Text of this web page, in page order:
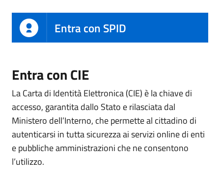
Entra con SPID
Entra con CIE
La Carta di Identità Elettronica (CIE) è la chiave di
accesso, garantita dallo Stato e rilasciata dal
Ministero dell’Interno, che permette al cittadino di
autenticarsi in tutta sicurezza ai servizi online di enti
e pubbliche amministrazioni che ne consentono
l’utilizzo.